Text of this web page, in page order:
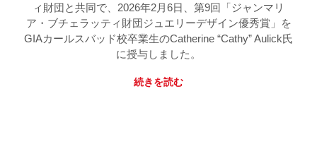
ィ財団と共同で、2026年2月6日、第9回「ジャンマリ
ア・ブチェラッティ財団ジュエリーデザイン優秀賞」を
GIAカールスバッド校卒業生のCatherine “Cathy” Aulick氏
に授与しました。
続きを読む